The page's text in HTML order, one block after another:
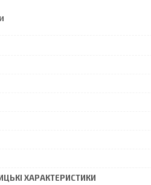
ХАРАКТЕРИСТИКИ